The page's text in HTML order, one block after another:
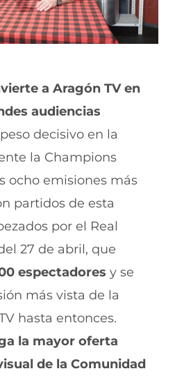
a Aragón TV en
audiencias
decisivo en la
la Champions
ocho emisiones más
partidos de esta
por el Real
27 de abril, que
espectadores y se
más vista de la
hasta entonces.
la mayor oferta
de la Comunidad